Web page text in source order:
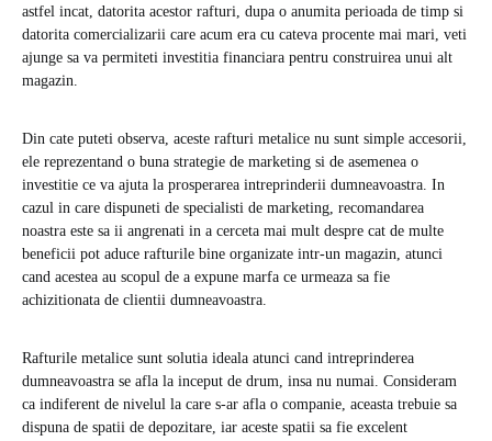
astfel incat, datorita acestor rafturi, dupa o anumita perioada de timp si
datorita comercializarii care acum era cu cateva procente mai mari, veti
ajunge sa va permiteti investitia financiara pentru construirea unui alt
magazin.
Din cate puteti observa, aceste rafturi metalice nu sunt simple accesorii,
ele reprezentand o buna strategie de marketing si de asemenea o
investitie ce va ajuta la prosperarea intreprinderii dumneavoastra. In
cazul in care dispuneti de specialisti de marketing, recomandarea
noastra este sa ii angrenati in a cerceta mai mult despre cat de multe
beneficii pot aduce rafturile bine organizate intr-un magazin, atunci
cand acestea au scopul de a expune marfa ce urmeaza sa fie
achizitionata de clientii dumneavoastra.
Rafturile metalice sunt solutia ideala atunci cand intreprinderea
dumneavoastra se afla la inceput de drum, insa nu numai. Consideram
ca indiferent de nivelul la care s-ar afla o companie, aceasta trebuie sa
dispuna de spatii de depozitare, iar aceste spatii sa fie excelent